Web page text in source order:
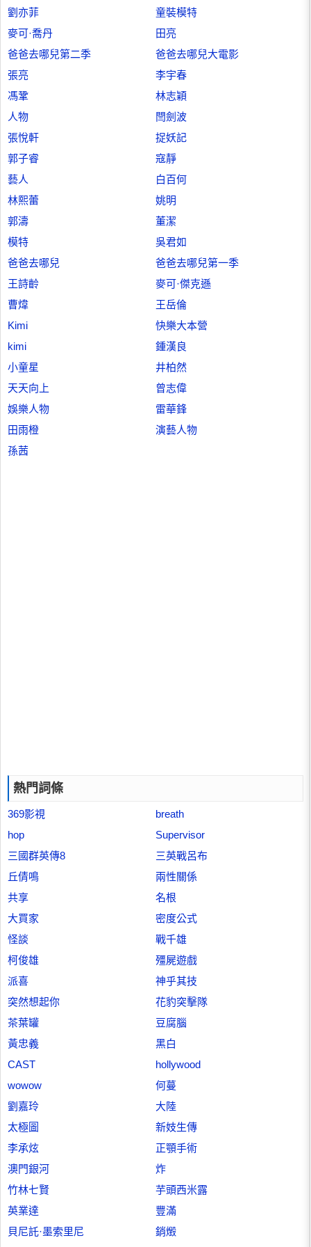
劉亦菲
童裝模特
麥可·喬丹
田亮
爸爸去哪兒第二季
爸爸去哪兒大電影
張亮
李宇春
馮鞏
林志穎
人物
閆劍波
張悅軒
捉妖記
郭子睿
寇靜
藝人
白百何
林熙蕾
姚明
郭濤
董潔
模特
吳君如
爸爸去哪兒
爸爸去哪兒第一季
王詩齡
麥可·傑克遜
曹煒
王岳倫
Kimi
快樂大本營
kimi
鍾漢良
小童星
井柏然
天天向上
曾志偉
娛樂人物
雷華鋒
田雨橙
演藝人物
孫茜
熱門詞條
369影視
breath
hop
Supervisor
三國群英傳8
三英戰呂布
丘倩鳴
兩性關係
共享
名根
大買家
密度公式
怪談
戰千雄
柯俊雄
殭屍遊戲
派喜
神乎其技
突然想起你
花豹突擊隊
茶葉罐
豆腐腦
黃忠義
黑白
CAST
hollywood
wowow
何蔓
劉嘉玲
大陸
太極圖
新妓生傳
李承炫
正顎手術
澳門銀河
炸
竹林七賢
芋頭西米露
英業達
豐滿
貝尼託·墨索里尼
銷燬